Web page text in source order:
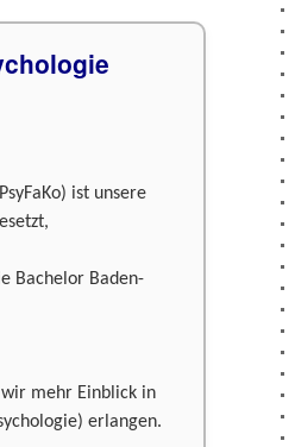
ist unsere
Bachelor Baden-
mehr Einblick in
erlangen.